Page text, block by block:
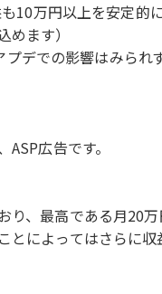
10万円以上を安定的
めます）
デでの影響はみられ
広告です。
、最高である月20
によってはさらに収